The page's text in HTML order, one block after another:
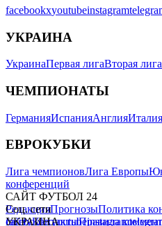
facebookxyoutubeinstagram
УКРАИНА
УкраинаПервая лигаВторая лига
ЧЕМПИОНАТЫ
ГерманияИспанияАнглияИталия
ЕВРОКУБКИ
Лига чемпионовЛига Европы
конференций
САЙТ ФУТБОЛ 24
РедакцияПрогнозыПолитика
сайтуКонтактыПравила
Соц. сети
facebookxyoutubeinstagram
УКРАИНА